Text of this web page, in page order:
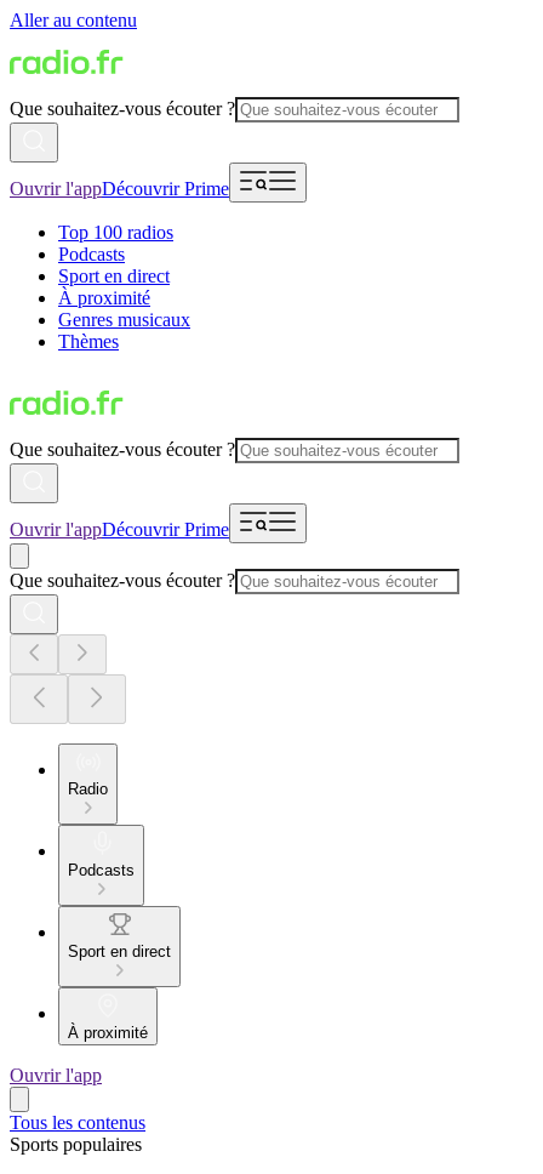
Aller au contenu
Que souhaitez-vous écouter ?
Ouvrir l'appDécouvrir Prime
Top 100 radios
Podcasts
Sport en direct
À proximité
Genres musicaux
Thèmes
Que souhaitez-vous écouter ?
Ouvrir l'appDécouvrir Prime
Que souhaitez-vous écouter ?
Radio
Podcasts
Sport en direct
À proximité
Ouvrir l'app
Tous les contenus
Sports populaires